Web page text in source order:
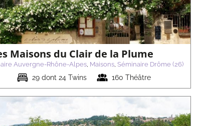
Maisons du Clair de la Plume
Auvergne-Rhône-Alpes, Maisons, Séminaire Drôme (26)
29 dont 24 Twins 160 Théâtre